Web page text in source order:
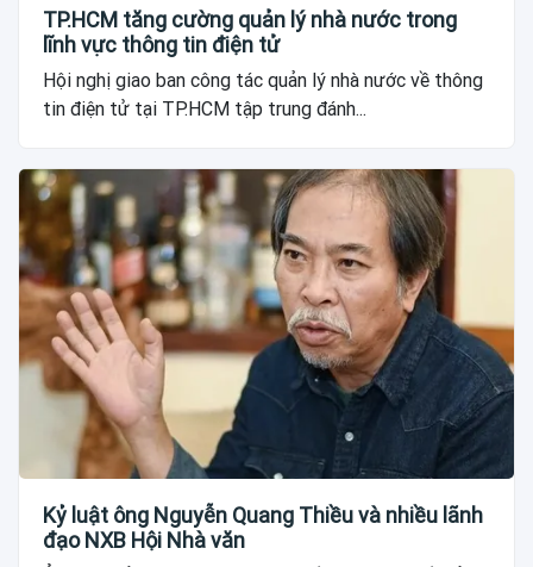
TP.HCM tăng cường quản lý nhà nước trong
lĩnh vực thông tin điện tử
Hội nghị giao ban công tác quản lý nhà nước về thông
tin điện tử tại TP.HCM tập trung đánh...
Kỷ luật ông Nguyễn Quang Thiều và nhiều lãnh
đạo NXB Hội Nhà văn